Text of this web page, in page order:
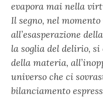
evapora mai nella
Il segno, nel
all’esasperazione
la soglia del delirio, si
della materia,
universo che ci
bilanciamento